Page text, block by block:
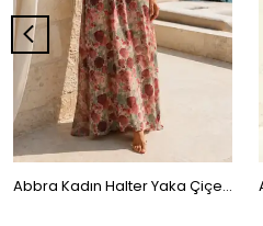
Abbra Kadın Halter Yaka Çiçek Desenli Elbise